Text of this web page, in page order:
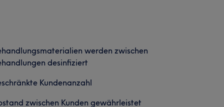
werden zwischen
desinfiziert
Kundenanzahl
zwischen Kunden gewährleistet